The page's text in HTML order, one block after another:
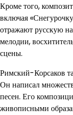
Кроме того,
включая
отражают русскую
мелодии,
сцены.
Римский-Корсаков
Он написал
песен. Его
живописными